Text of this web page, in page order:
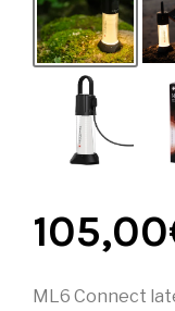
105,00
ML6 Connect